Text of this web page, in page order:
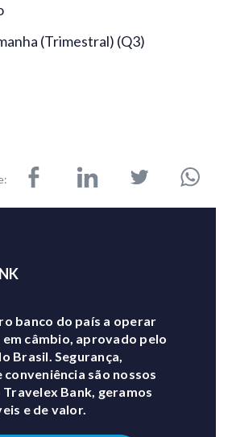
(Trimestral) (Q3)
banco do país a operar
câmbio, aprovado pelo
Brasil. Segurança,
são nossos
Bank, geramos
e de valor.